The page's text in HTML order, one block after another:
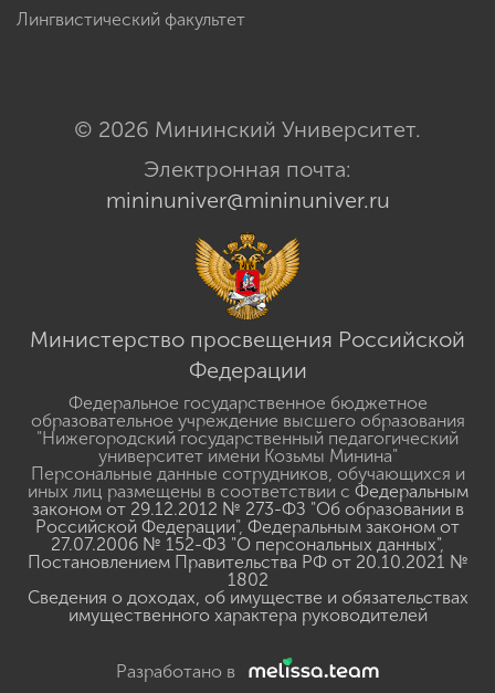
Лингвистический факультет
© 2026 Мининский Университет.
Электронная почта:
mininuniver@mininuniver.ru
Министерство просвещения Российской
Федерации
Федеральное государственное бюджетное
образовательное учреждение высшего образования
"Нижегородский государственный педагогический
университет имени Козьмы Минина"
Персональные данные сотрудников, обучающихся и
иных лиц размещены в соответствии с Федеральным
законом от 29.12.2012 № 273-ФЗ "Об образовании в
Российской Федерации", Федеральным законом от
27.07.2006 № 152-ФЗ "О персональных данных",
Постановлением Правительства РФ от 20.10.2021 №
1802
Сведения о доходах, об имуществе и обязательствах
имущественного характера руководителей
Разработано в